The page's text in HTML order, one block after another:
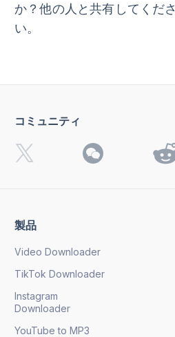
か？他の人と共有してくださ
い。
製品
Video Downloader
TikTok Downloader
Instagram
Downloader
YouTube to MP3
コミュニティ